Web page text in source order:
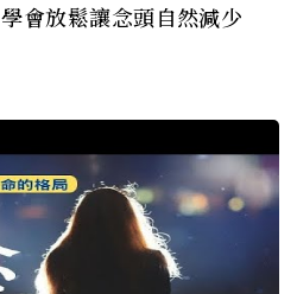
會放鬆讓念頭自然減少